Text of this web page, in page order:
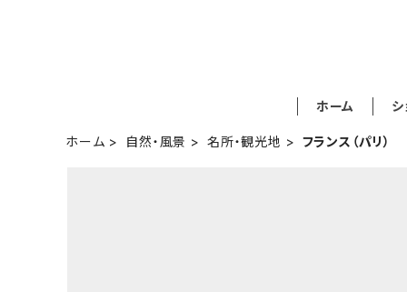
ホーム
ホーム 自然・風景 名所・観光地 フランス（パリ）